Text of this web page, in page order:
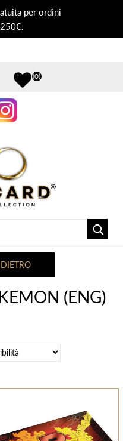
per ordini
(0)
(ENG)